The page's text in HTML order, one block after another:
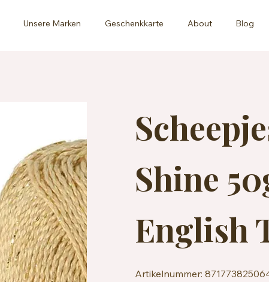
Unsere Marken Geschenkkarte About Blog
Shine
English
Artikelnummer: 8717738250646